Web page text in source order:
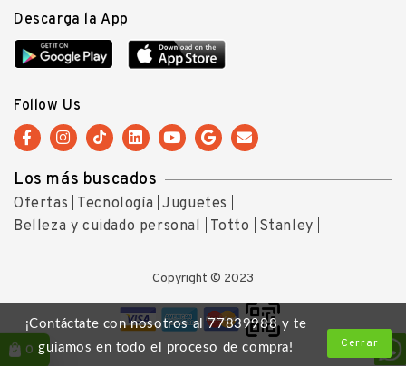
0
¡Contáctate con nosotros al 77839988 y te
guiamos en todo el proceso de compra!
Cerrar
Descarga la App
Follow Us
Los más buscados
Ofertas Tecnología Juguetes
Belleza y cuidado personal
Totto Stanley
Copyright © 2023